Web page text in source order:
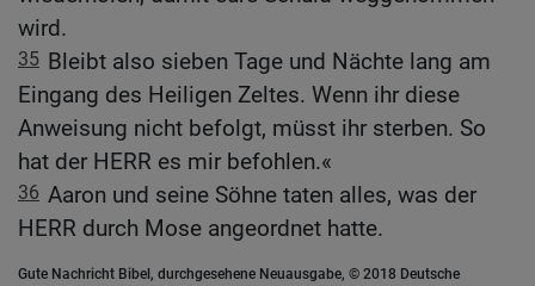
wird.
35 Bleibt also sieben Tage und Nächte lang am
Eingang des Heiligen Zeltes. Wenn ihr diese
Anweisung nicht befolgt, müsst ihr sterben. So
hat der HERR es mir befohlen.«
36 Aaron und seine Söhne taten alles, was der
HERR durch Mose angeordnet hatte.
Gute Nachricht Bibel, durchgesehene Neuausgabe, © 2018 Deutsche